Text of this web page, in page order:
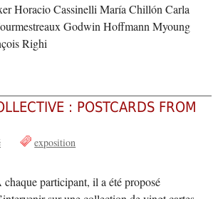
Horacio Cassinelli María Chillón Carla
Godwin Hoffmann Myoung
Righi
: POSTCARDS FROM
exposition
chaque participant, il a été proposé